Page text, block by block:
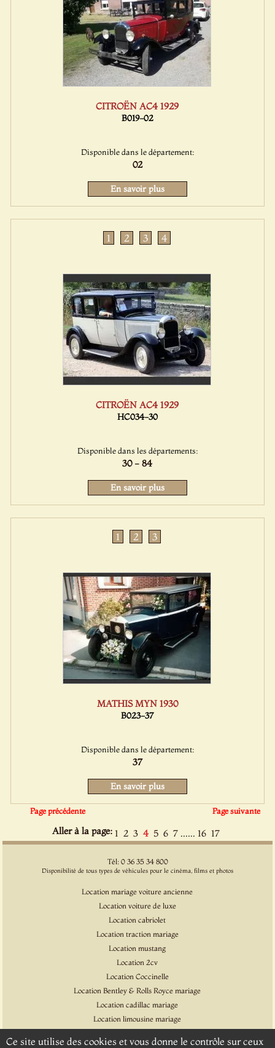
CITROËN AC4 1929
B019-02
Disponible dans le département:
02
En savoir plus
1 2 3 4
CITROËN AC4 1929
HC034-30
Disponible dans les départements:
30 - 84
En savoir plus
1 2 3
MATHIS MYN 1930
B023-37
Disponible dans le département:
37
En savoir plus
Page précédente Page suivante
Aller à la page: 1 2 3 4 5 6 7 ...... 16 17
Tél: 0 36 35 34 800
Disponibilité de tous types de véhicules pour le cinéma, films et photos
Location mariage voiture ancienne
Location voiture de luxe
Location cabriolet
Location traction mariage
Location mustang
Location 2cv
Location Coccinelle
Location Bentley & Rolls Royce mariage
Location cadillac mariage
Location limousine mariage
Ce site utilise des cookies et vous donne le contrôle sur ceux